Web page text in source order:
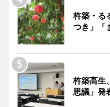
杵築・る
つき」「
杵築高生
思議」発